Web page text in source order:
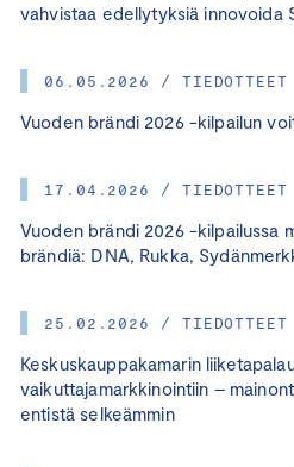
vahvistaa edellytyksiä innovoida
06.05.2026 / TIEDOTTEET
Vuoden brändi 2026 -kilpailun
17.04.2026 / TIEDOTTEET
Vuoden brändi 2026 -kilpailussa
brändiä: DNA, Rukka,
25.02.2026 / TIEDOTTEET
Keskuskauppakamarin
vaikuttajamarkkinointiin –
entistä selkeämmin